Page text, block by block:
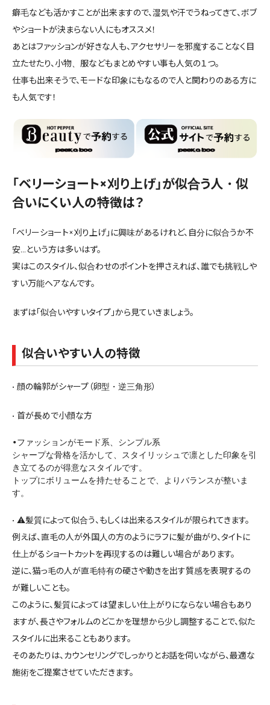
癖毛なども活かすことが出来ますので、湿気や汗でうねってきて、ボブ
やショートが決まらない人にもオススメ！
あとはファッションが好きな人も、アクセサリーを邪魔することなく目
立たせたり、小物、服などもまとめやすい事も人気の１つ。
仕事も出来そうで、モードな印象にもなるので人と関わりのある方に
も人気です！
「ベリーショート×刈り上げ」が似合う人・似
合いにくい人の特徴は？
「ベリーショート×刈り上げ」に興味があるけれど、自分に似合うか不
安…という方は多いはず。
実はこのスタイル、似合わせのポイントを押さえれば、誰でも挑戦しや
すい万能ヘアなんです。
まずは「似合いやすいタイプ」から見ていきましょう。
似合いやすい人の特徴
• 顔の輪郭がシャープ（卵型・逆三角形）
• 首が長めで小顔な方
•ファッションがモード系、シンプル系
シャープな骨格を活かして、スタイリッシュで凛とした印象を引
き立てるのが得意なスタイルです。
トップにボリュームを持たせることで、よりバランスが整いま
す。
• ⚠髪質によって似合う、もしくは出来るスタイルが限られてきます。
例えば、直毛の人が外国人の方のようにラフに髪が曲がり、タイトに
仕上がるショートカットを再現するのは難しい場合があります。
逆に、猫っ毛の人が直毛特有の硬さや動きを出す質感を表現するの
が難しいことも。
このように、髪質によっては望ましい仕上がりにならない場合もあり
ますが、長さやフォルムのどこかを理想から少し調整することで、似た
スタイルに出来ることもあります。
そのあたりは、カウンセリングでしっかりとお話を伺いながら、最適な
施術をご提案させていただきます。